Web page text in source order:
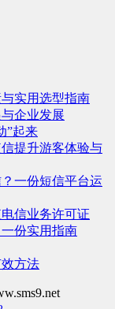
实用选型指南
企业发展
”起来
提升游客体验与
一份短信平台运
信业务许可证
份实用指南
方法